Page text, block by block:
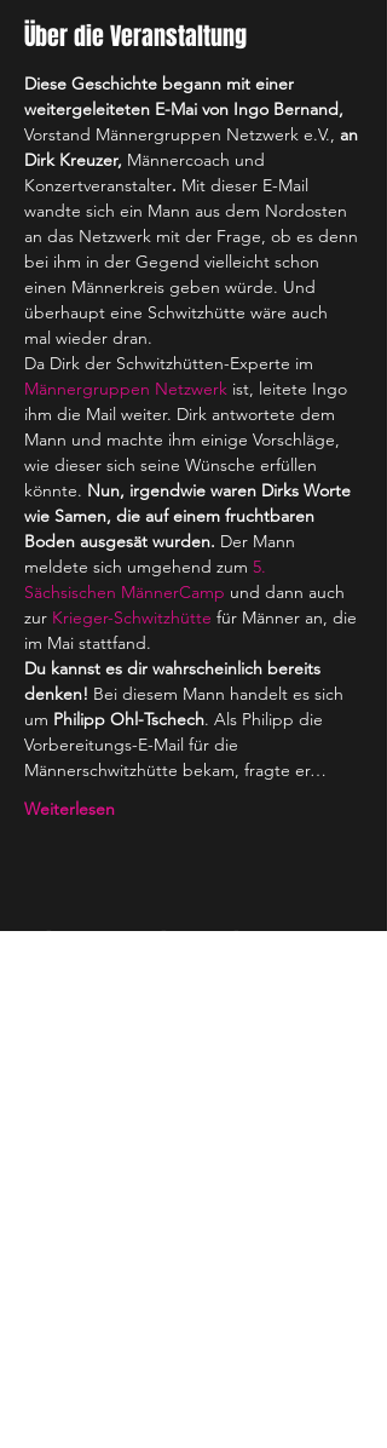
Über die Veranstaltung
Diese Geschichte begann mit einer
weitergeleiteten E-Mai von Ingo Bernand,
Vorstand Männergruppen Netzwerk e.V., an
Dirk Kreuzer, Männercoach und
Konzertveranstalter. Mit dieser E-Mail
wandte sich ein Mann aus dem Nordosten
an das Netzwerk mit der Frage, ob es denn
bei ihm in der Gegend vielleicht schon
einen Männerkreis geben würde. Und
überhaupt eine Schwitzhütte wäre auch
mal wieder dran.
Da Dirk der Schwitzhütten-Experte im
Männergruppen Netzwerk ist, leitete Ingo
ihm die Mail weiter. Dirk antwortete dem
Mann und machte ihm einige Vorschläge,
wie dieser sich seine Wünsche erfüllen
könnte. Nun, irgendwie waren Dirks Worte
wie Samen, die auf einem fruchtbaren
Boden ausgesät wurden. Der Mann
meldete sich umgehend zum 5.
Sächsischen MännerCamp und dann auch
zur Krieger-Schwitzhütte für Männer an, die
im Mai stattfand.
Du kannst es dir wahrscheinlich bereits
denken! Bei diesem Mann handelt es sich
um Philipp Ohl-Tschech. Als Philipp die
Vorbereitungs-E-Mail für die
Männerschwitzhütte bekam, fragte er…
Weiterlesen
Teilen auf Social Media